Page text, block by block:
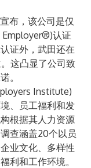
宣布，该公司是仅
Employer®)认证
证外，武田还在
这凸显了公司致
。
Institute)
、员工福利和发
根据其人力资源
查涵盖20个以员
业文化、多样性
利和工作环境。